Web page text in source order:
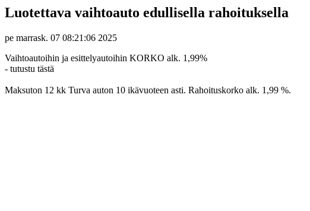
Luotettava vaihtoauto edullisella rahoituksella
pe marrask. 07 08:21:06 2025
Vaihtoautoihin ja esittelyautoihin KORKO alk. 1,99%
- tutustu tästä
Maksuton 12 kk Turva auton 10 ikävuoteen asti. Rahoituskorko alk. 1,99 %.